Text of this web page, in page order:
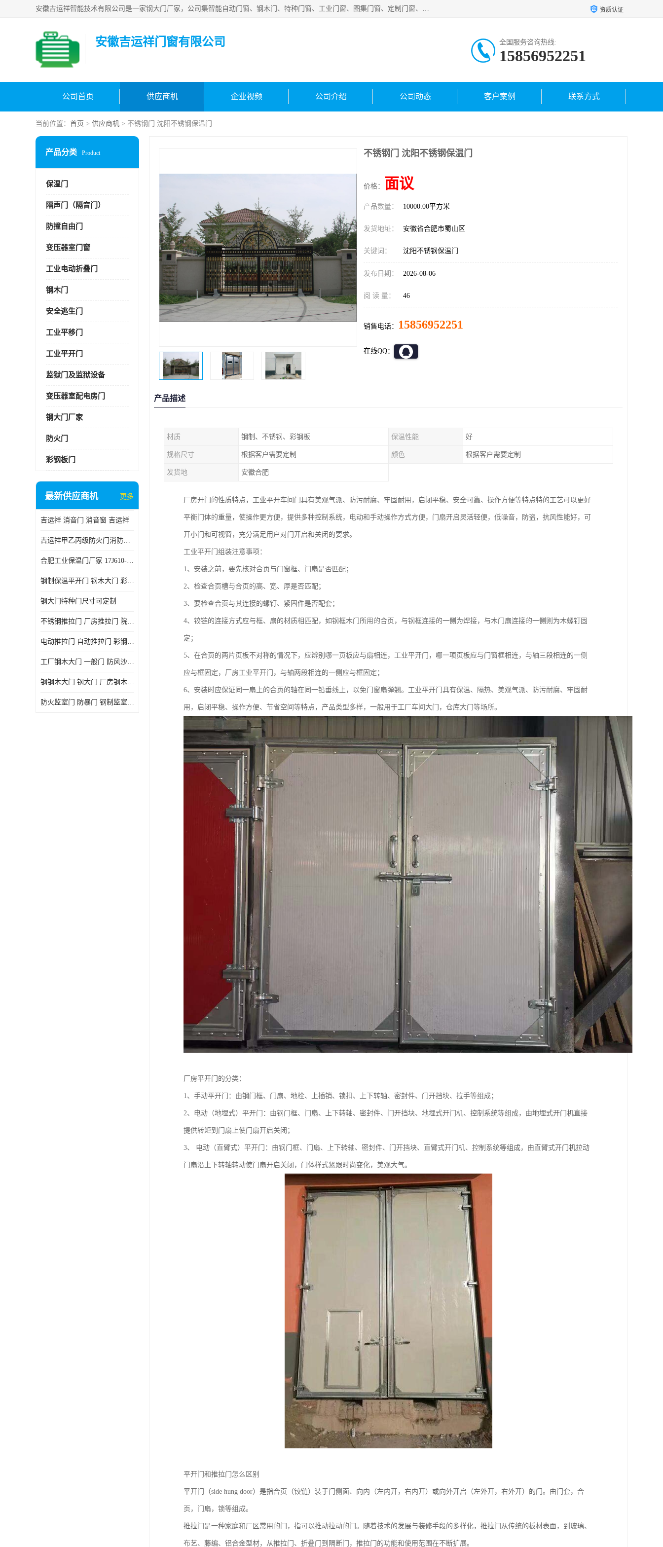
安徽吉运祥智能技术有限公司是一家钢大门厂家，公司集智能自动门窗、钢木门、特种门窗、工业门窗、图集门窗、定制门窗、非标门窗等通道产品的研发设计、制作、安装于一体的综合性、性高新技术企业。 资质认证
安徽吉运祥门窗有限公司 全国服务咨询热线:
15856952251
公司首页 供应商机 企业视频 公司介绍 公司动态 客户案例 联系方式
当前位置： 首页 > 供应商机 > 不锈钢门 沈阳不锈钢保温门
产品分类 Product
保温门
隔声门（隔音门）
防撞自由门
变压器室门窗
工业电动折叠门
钢木门
安全逃生门
工业平移门
工业平开门
监狱门及监狱设备
变压器室配电房门
钢大门厂家
防火门
彩钢板门
最新供应商机 更多
吉运祥 消音门 消音窗 吉运祥
吉运祥甲乙丙级防火门消防门一门一证
合肥工业保温门厂家 17J610-1保温门
钢制保温平开门 钢木大门 彩钢复合板门
钢大门特种门尺寸可定制
不锈钢推拉门 厂房推拉门 院墙推拉门 工业电动推拉门
电动推拉门 自动推拉门 彩钢板推拉门 夹芯板推拉门
工厂钢木大门 一般门 防风沙 风砂）门 防严寒门
钢钢木大门 钢大门 厂房钢木大门 高铁站钢木大门
防火监室门 防暴门 钢制监室门 报警监舍门
不锈钢门 沈阳不锈钢保温门
价格： 面议
产品数量： 10000.00平方米
发货地址： 安徽省合肥市蜀山区
关键词： 沈阳不锈钢保温门
发布日期： 2026-08-06
阅 读 量： 46
销售电话： 15856952251
在线QQ：
产品描述
材质 钢制、不锈钢、彩钢板 保温性能 好
规格尺寸 根据客户需要定制 颜色 根据客户需要定制
发货地 安徽合肥
厂房开门的性质特点，工业平开车间门具有美观气派、防污耐腐、牢固耐用，启闭平稳、安全可靠、操作方便等特点特的工艺可以更好
平衡门体的重量，使操作更方便，提供多种控制系统，电动和手动操作方式方便，门扇开启灵活轻便，低噪音，防盗，抗风性能好，可
开小门和可视窗，充分满足用户对门开启和关闭的要求。
工业平开门组装注意事项：
1、安装之前，要先核对合页与门窗框、门扇是否匹配；
2、检查合页槽与合页的高、宽、厚是否匹配；
3、要检查合页与其连接的螺钉、紧固件是否配套；
4、铰链的连接方式应与框、扇的材质相匹配，如钢框木门所用的合页，与钢框连接的一侧为焊接，与木门扇连接的一侧则为木螺钉固
定；
5、在合页的两片页板不对称的情况下，应辨别哪一页板应与扇相连，工业平开门，哪一项页板应与门窗框相连，与轴三段相连的一侧
应与框固定，厂房工业平开门，与轴两段相连的一侧应与框固定；
6、安装时应保证同一扇上的合页的轴在同一铅垂线上，以免门窗扇弹翘。工业平开门具有保温、隔热、美观气派、防污耐腐、牢固耐
用，启闭平稳、操作方便、节省空间等特点，产品类型多样，一般用于工厂车间大门，仓库大门等场所。
厂房平开门的分类：
1、手动平开门：由钢门框、门扇、地栓、上插销、锁扣、上下转轴、密封件、门开挡块、拉手等组成；
2、电动（地埋式）平开门：由钢门框、门扇、上下转轴、密封件、门开挡块、地埋式开门机、控制系统等组成，由地埋式开门机直接
提供转矩到门扇上使门扇开启关闭；
3、 电动（直臂式）平开门：由钢门框、门扇、上下转轴、密封件、门开挡块、直臂式开门机、控制系统等组成，由直臂式开门机拉动
门扇沿上下转轴转动使门扇开启关闭，门体样式紧跟时尚变化，美观大气。
平开门和推拉门怎么区别
平开门（side hung door）是指合页（铰链）装于门侧面、向内（左内开，右内开）或向外开启（左外开，右外开）的门。由门套，合
页，门扇，锁等组成。
推拉门是一种家庭和厂区常用的门，指可以推动拉动的门。随着技术的发展与装修手段的多样化，推拉门从传统的板材表面，到玻璃、
布艺、藤编、铝合金型材，从推拉门、折叠门到隔断门，推拉门的功能和使用范围在不断扩展。